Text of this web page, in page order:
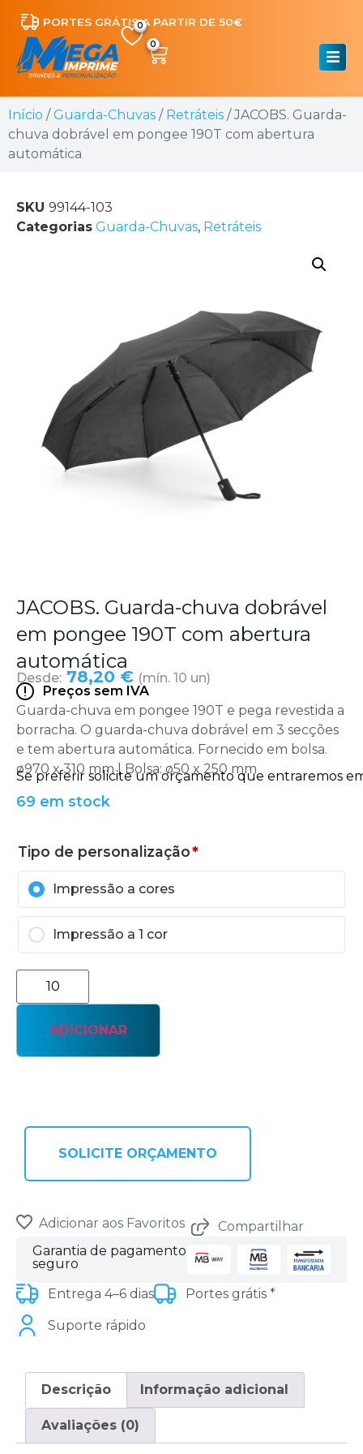
PORTES GRÁTIS A PARTIR DE 50€
0
Início /Guarda-Chuvas / Retráteis / JACOBS. Guarda-
chuva dobrável em pongee 190T com abertura
automática
SKU 99144-103
Categorias Guarda-Chuvas, Retráteis
JACOBS. Guarda-chuva dobrável
em pongee 190T com abertura
automática
Desde: 78,20 € (mín. 10 un)
Preços sem IVA
Guarda-chuva em pongee 190T e pega revestida a
borracha. O guarda-chuva dobrável em 3 secções
e tem abertura automática. Fornecido em bolsa.
ø970 x 310 mm | Bolsa: ø50 x 250 mm
69 em stock
Tipo de personalização*
Impressão a cores
Impressão a 1 cor
ADICIONAR
SOLICITE ORÇAMENTO
Adicionar aos Favoritos
Compartilhar
Garantia de pagamento
seguro
Entrega 4–6 dias
Portes grátis *
Suporte rápido
Descrição Informação adicional
Avaliações (0)